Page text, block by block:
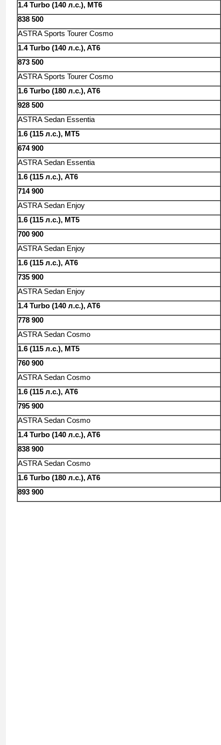
1.4 Turbo (140 л.с.), MT6
838 500
ASTRA Sports Tourer Cosmo
1.4 Turbo (140 л.с.), AT6
873 500
ASTRA Sports Tourer Cosmo
1.6 Turbo (180 л.с.), AT6
928 500
ASTRA Sedan Essentia
1.6 (115 л.с.), MT5
674 900
ASTRA Sedan Essentia
1.6 (115 л.с.), AT6
714 900
ASTRA Sedan Enjoy
1.6 (115 л.с.), MT5
700 900
ASTRA Sedan Enjoy
1.6 (115 л.с.), AT6
735 900
ASTRA Sedan Enjoy
1.4 Turbo (140 л.с.), AT6
778 900
ASTRA Sedan Cosmo
1.6 (115 л.с.), MT5
760 900
ASTRA Sedan Cosmo
1.6 (115 л.с.), AT6
795 900
ASTRA Sedan Cosmo
1.4 Turbo (140 л.с.), AT6
838 900
ASTRA Sedan Cosmo
1.6 Turbo (180 л.с.), AT6
893 900